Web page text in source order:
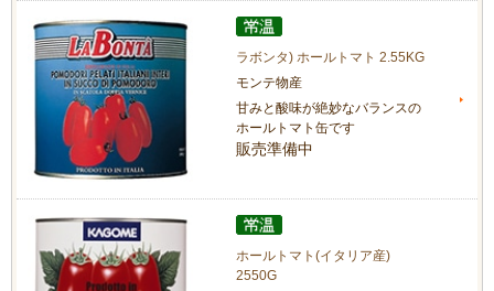
ラボンタ) ホールトマト 2.55KG
モンテ物産
甘みと酸味が絶妙なバランスの
ホールトマト缶です
販売準備中
ホールトマト(イタリア産)
2550G